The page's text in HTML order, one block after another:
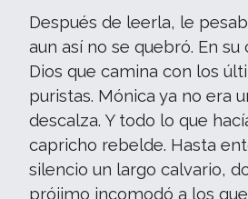
Después de leerla, le
aun así no se quebró. En
Dios que camina con los
puristas. Mónica ya no era
descalza. Y todo lo que
capricho rebelde. Hasta
silencio un largo calvario,
prójimo incomodó a los